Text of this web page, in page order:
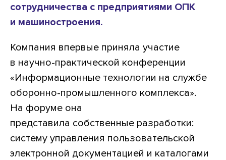
сотрудничества с предприятиями ОПК
и машиностроения.
Компания впервые приняла участие
в научно-практической конференции
«Информационные технологии на службе
оборонно-промышленного комплекса».
На форуме она
представила собственные разработки:
систему управления пользовательской
электронной документацией и каталогами